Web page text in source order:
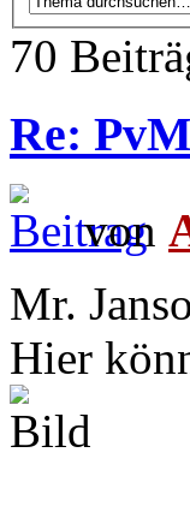
70
Re:
von
Mr.
Hier